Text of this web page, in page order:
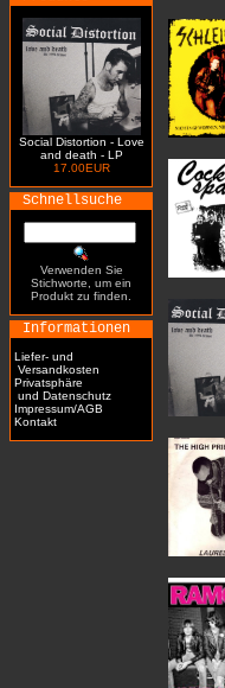
Social Distortion - Love
and death - LP
17.00EUR
Schnellsuche
Verwenden Sie
Stichworte, um ein
Produkt zu finden.
Informationen
Liefer- und
Versandkosten
Privatsphäre
und Datenschutz
Impressum/AGB
Kontakt